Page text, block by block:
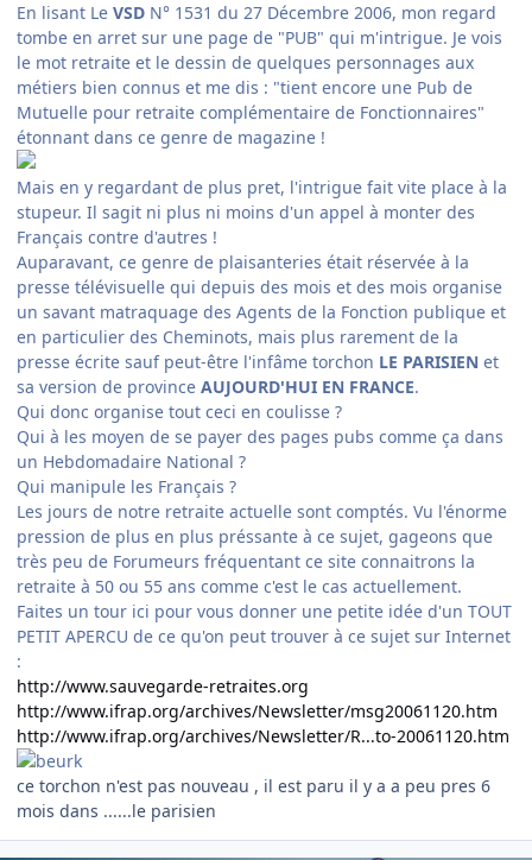
En lisant Le VSD N° 1531 du 27 Décembre 2006, mon regard
tombe en arret sur une page de "PUB" qui m'intrigue. Je vois
le mot retraite et le dessin de quelques personnages aux
métiers bien connus et me dis : "tient encore une Pub de
Mutuelle pour retraite complémentaire de Fonctionnaires"
étonnant dans ce genre de magazine !
Mais en y regardant de plus pret, l'intrigue fait vite place à la
stupeur. Il sagit ni plus ni moins d'un appel à monter des
Français contre d'autres !
Auparavant, ce genre de plaisanteries était réservée à la
presse télévisuelle qui depuis des mois et des mois organise
un savant matraquage des Agents de la Fonction publique et
en particulier des Cheminots, mais plus rarement de la
presse écrite sauf peut-être l'infâme torchon LE PARISIEN et
sa version de province AUJOURD'HUI EN FRANCE.
Qui donc organise tout ceci en coulisse ?
Qui à les moyen de se payer des pages pubs comme ça dans
un Hebdomadaire National ?
Qui manipule les Français ?
Les jours de notre retraite actuelle sont comptés. Vu l'énorme
pression de plus en plus préssante à ce sujet, gageons que
très peu de Forumeurs fréquentant ce site connaitrons la
retraite à 50 ou 55 ans comme c'est le cas actuellement.
Faites un tour ici pour vous donner une petite idée d'un TOUT
PETIT APERCU de ce qu'on peut trouver à ce sujet sur Internet
:
http://www.sauvegarde-retraites.org
http://www.ifrap.org/archives/Newsletter/msg20061120.htm
http://www.ifrap.org/archives/Newsletter/R...to-20061120.htm
ce torchon n'est pas nouveau , il est paru il y a a peu pres 6
mois dans ......le parisien